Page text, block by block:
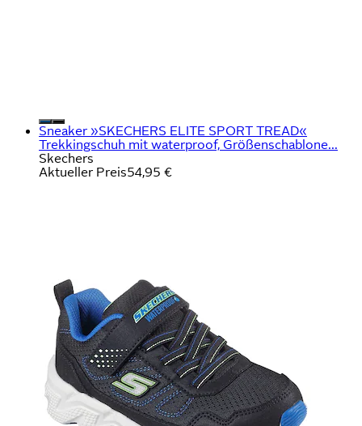
Sneaker »SKECHERS ELITE SPORT TREAD«
Trekkingschuh mit waterproof, Größenschablone...
Skechers
Aktueller Preis54,95 €